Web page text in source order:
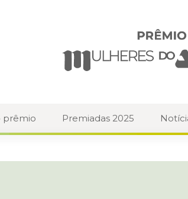
prêmio Premiadas 2025